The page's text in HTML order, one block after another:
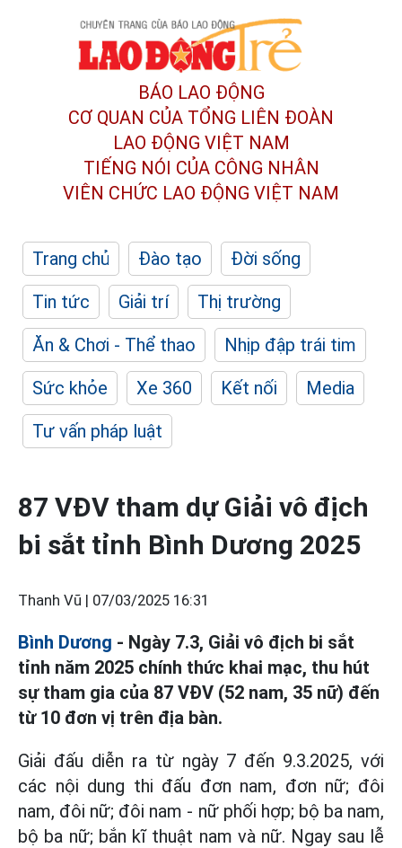
BÁO LAO ĐỘNG
CƠ QUAN CỦA TỔNG LIÊN ĐOÀN
LAO ĐỘNG VIỆT NAM
TIẾNG NÓI CỦA CÔNG NHÂN
VIÊN CHỨC LAO ĐỘNG VIỆT NAM
Trang chủ Đào tạo
Đời sống
Tin tức
Giải trí
Thị trường
Ăn & Chơi - Thể thao
Nhịp đập trái tim
Sức khỏe
Xe 360 Kết nối
Media
Tư vấn pháp luật
87 VĐV tham dự Giải vô địch
bi sắt tỉnh Bình Dương 2025
Thanh Vũ | 07/03/2025 16:31
Bình Dương - Ngày 7.3, Giải vô địch bi sắt
tỉnh năm 2025 chính thức khai mạc, thu hút
sự tham gia của 87 VĐV (52 nam, 35 nữ) đến
từ 10 đơn vị trên địa bàn.
Giải đấu diễn ra từ ngày 7 đến 9.3.2025, với
các nội dung thi đấu đơn nam, đơn nữ; đôi
nam, đôi nữ; đôi nam - nữ phối hợp; bộ ba nam,
bộ ba nữ; bắn kĩ thuật nam và nữ. Ngay sau lễ